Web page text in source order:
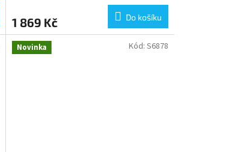
1 869 Kč Do košíku
Novinka Kód: S6878